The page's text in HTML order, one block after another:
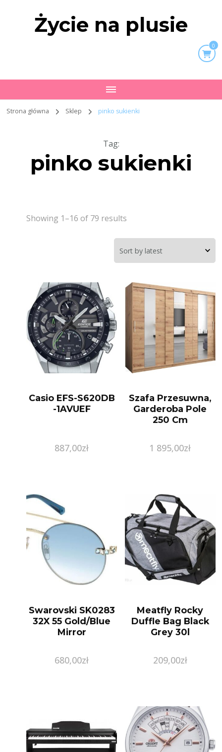
Życie na plusie
0
Strona główna Sklep pinko sukienki
Tag:
pinko sukienki
Showing 1–16 of 79 results
Casio EFS-S620DB
-1AVUEF
887,00zł
Szafa Przesuwna,
Garderoba Pole
250 Cm
1 895,00zł
Swarovski SK0283
32X 55 Gold/Blue
Mirror
680,00zł
Meatfly Rocky
Duffle Bag Black
Grey 30l
209,00zł